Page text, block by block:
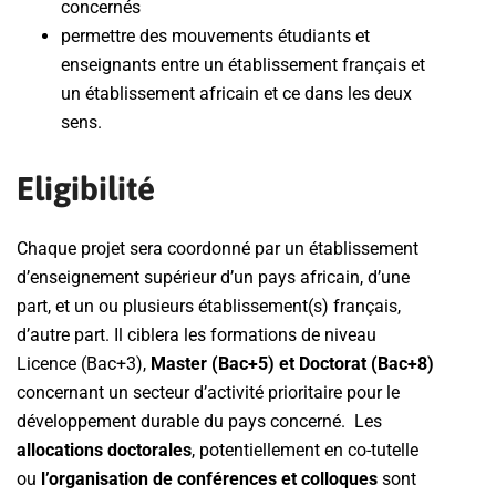
concernés
permettre des mouvements étudiants et
enseignants entre un établissement français et
un établissement africain et ce dans les deux
sens.
Eligibilité
Chaque projet sera coordonné par un établissement
d’enseignement supérieur d’un pays africain, d’une
part, et un ou plusieurs établissement(s) français,
d’autre part. Il ciblera les formations de niveau
Licence (Bac+3), Master (Bac+5) et Doctorat (Bac+8)
concernant un secteur d’activité prioritaire pour le
développement durable du pays concerné. Les
allocations doctorales, potentiellement en co-tutelle
ou l’organisation de conférences et colloques sont